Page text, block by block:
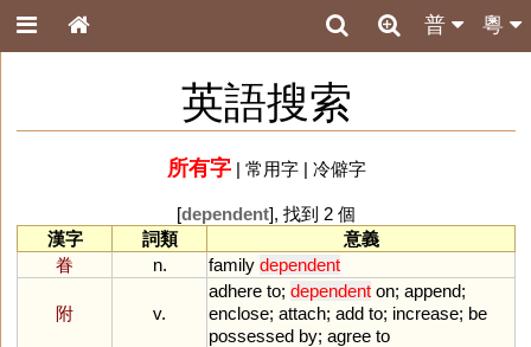
粵
普
英語搜索
所有字| 常用字| 冷僻字
[dependent], 找到 2 個
漢字
詞類
意義
眷
n. family dependent
附 v.
adhere to; dependent on; append;
enclose; attach; add to; increase; be
possessed by; agree to